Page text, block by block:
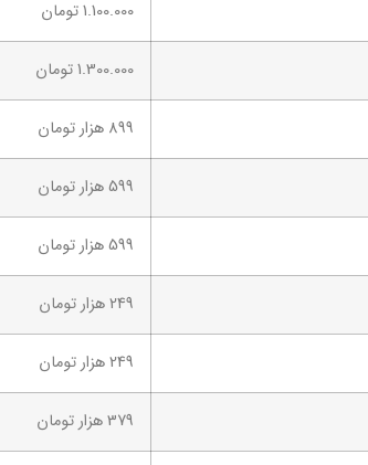
1.100.000 تومان
1.300.000 تومان
899 هزار تومان
599 هزار تومان
599 هزار تومان
249 هزار تومان
249 هزار تومان
379 هزار تومان